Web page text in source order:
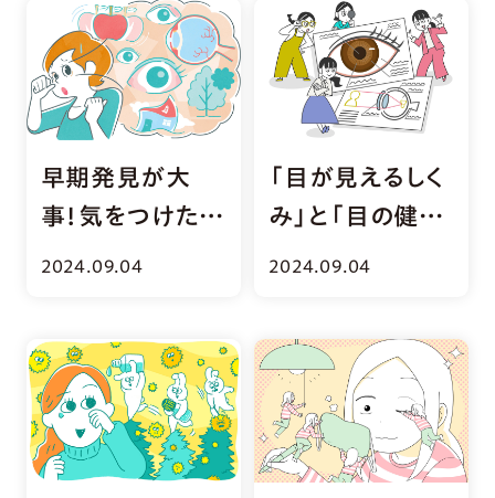
2024.09.04
早期発見が大
事！気をつけたい
目のトラブル・病
2024.09.04
「目が見えるしく
み」と「目の健
康」について